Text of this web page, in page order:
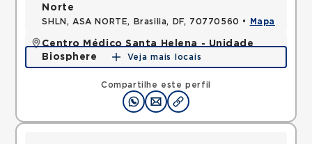
Compartilhe este perfil
Norte
SHLN, ASA NORTE, Brasilia, DF, 70770560 • Mapa
Centro Médico Santa Helena - Unidade
Biosphere
SHLN, ASA NORTE, Brasilia, DF, 70770560 •Mapa
Veja mais locais